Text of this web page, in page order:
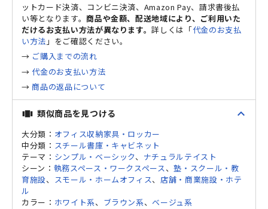
ットカード決済、コンビニ決済、Amazon Pay、請求書後払
い等となります。商品や金額、配送地域により、ご利用いた
だけるお支払い方法が異なります。詳しくは「代金のお支払
い方法 」をご確認ください。
→ ご購入までの流れ
→代金のお支払い方法
→ 商品の返品について
view_carousel 類似商品を見つける expand_less
大分類： オフィス収納家具・ロッカー
中分類： スチール書庫・キャビネット
テーマ： シンプル・ベーシック、 ナチュラルテイスト
シーン： 執務スペース・ワークスペース、塾・スクール・教
育施設、 スモール・ホームオフィス、 店舗・商業施設・ホテ
ル
カラー： ホワイト系、 ブラウン系、 ベージュ系